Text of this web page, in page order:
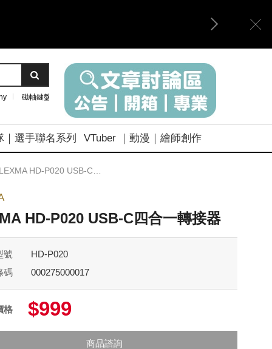
磁軸鍵盤
｜選手聯名系列 VTuber ｜動漫｜繪師創作
HD-P020 USB-C四合一轉接器
HD-P020 USB-C四合一轉接器
號
HD-P020
碼
000275000017
格 $999
商品諮詢